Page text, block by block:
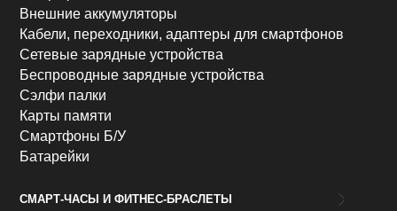
Внешние аккумуляторы
Кабели, переходники, адаптеры для смартфонов
Сетевые зарядные устройства
Беспроводные зарядные устройства
Сэлфи палки
Карты памяти
Смартфоны Б/У
Батарейки
СМАРТ-ЧАСЫ И ФИТНЕС-БРАСЛЕТЫ